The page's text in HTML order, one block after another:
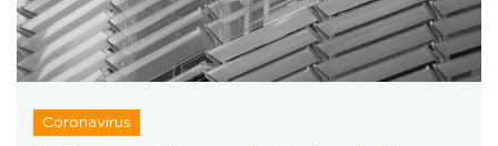
Coronavirus